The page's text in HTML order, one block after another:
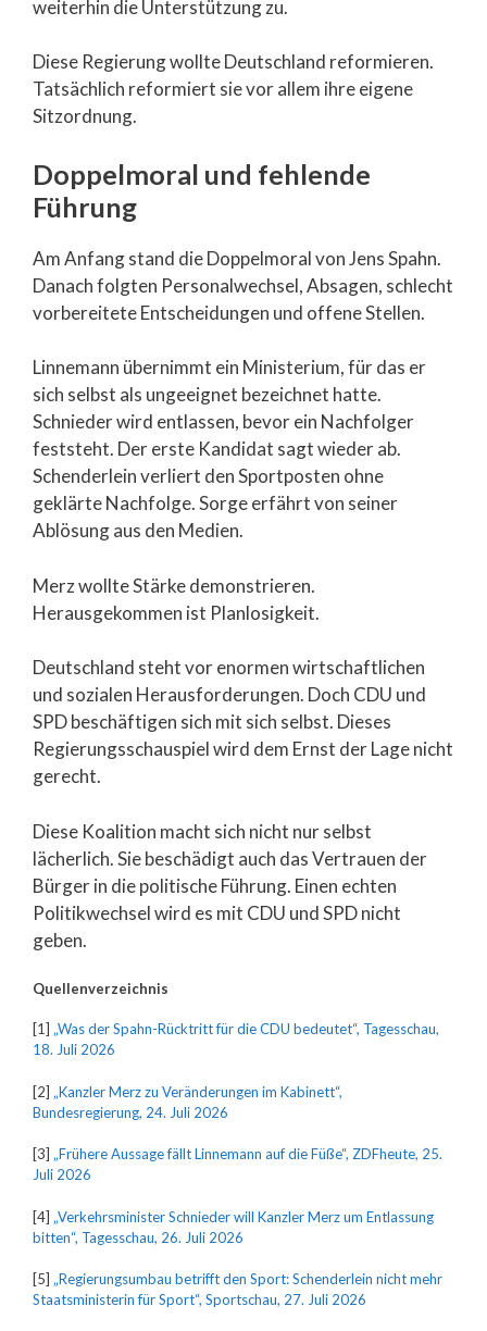
weiterhin die Unterstützung zu.
Diese Regierung wollte Deutschland reformieren.
Tatsächlich reformiert sie vor allem ihre eigene
Sitzordnung.
Doppelmoral und fehlende
Führung
Am Anfang stand die Doppelmoral von Jens Spahn.
Danach folgten Personalwechsel, Absagen, schlecht
vorbereitete Entscheidungen und offene Stellen.
Linnemann übernimmt ein Ministerium, für das er
sich selbst als ungeeignet bezeichnet hatte.
Schnieder wird entlassen, bevor ein Nachfolger
feststeht. Der erste Kandidat sagt wieder ab.
Schenderlein verliert den Sportposten ohne
geklärte Nachfolge. Sorge erfährt von seiner
Ablösung aus den Medien.
Merz wollte Stärke demonstrieren.
Herausgekommen ist Planlosigkeit.
Deutschland steht vor enormen wirtschaftlichen
und sozialen Herausforderungen. Doch CDU und
SPD beschäftigen sich mit sich selbst. Dieses
Regierungsschauspiel wird dem Ernst der Lage nicht
gerecht.
Diese Koalition macht sich nicht nur selbst
lächerlich. Sie beschädigt auch das Vertrauen der
Bürger in die politische Führung. Einen echten
Politikwechsel wird es mit CDU und SPD nicht
geben.
Quellenverzeichnis
[1] „Was der Spahn-Rücktritt für die CDU bedeutet“, Tagesschau,
18. Juli 2026
[2] „Kanzler Merz zu Veränderungen im Kabinett“,
Bundesregierung, 24. Juli 2026
[3] „Frühere Aussage fällt Linnemann auf die Füße“, ZDFheute, 25.
Juli 2026
[4] „Verkehrsminister Schnieder will Kanzler Merz um Entlassung
bitten“, Tagesschau, 26. Juli 2026
[5] „Regierungsumbau betrifft den Sport: Schenderlein nicht mehr
Staatsministerin für Sport“, Sportschau, 27. Juli 2026